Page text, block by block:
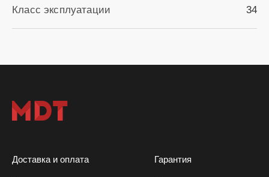
Класс эксплуатации 34
Доставка и оплата Гарантия